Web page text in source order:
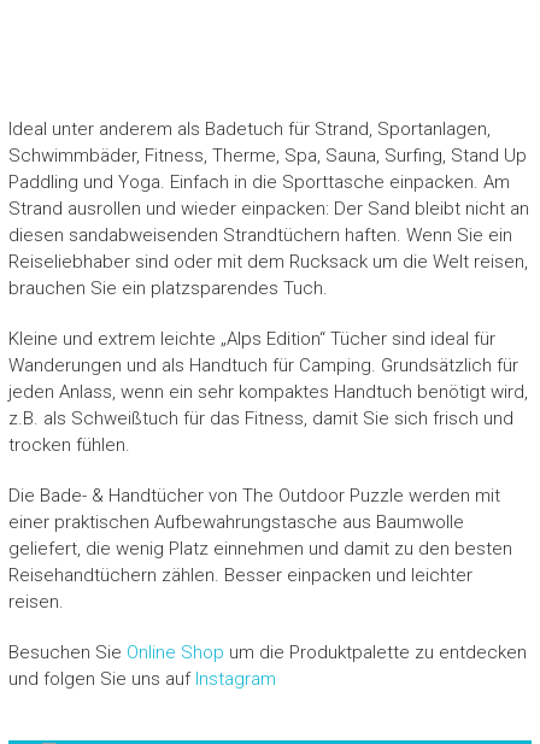
Ideal unter anderem als Badetuch für Strand, Sportanlagen,
Schwimmbäder, Fitness, Therme, Spa, Sauna, Surfing, Stand Up
Paddling und Yoga. Einfach in die Sporttasche einpacken. Am
Strand ausrollen und wieder einpacken: Der Sand bleibt nicht an
diesen sandabweisenden Strandtüchern haften. Wenn Sie ein
Reiseliebhaber sind oder mit dem Rucksack um die Welt reisen,
brauchen Sie ein platzsparendes Tuch.
Kleine und extrem leichte „Alps Edition“ Tücher sind ideal für
Wanderungen und als Handtuch für Camping. Grundsätzlich für
jeden Anlass, wenn ein sehr kompaktes Handtuch benötigt wird,
z.B. als Schweißtuch für das Fitness, damit Sie sich frisch und
trocken fühlen.
Die Bade- & Handtücher von The Outdoor Puzzle werden mit
einer praktischen Aufbewahrungstasche aus Baumwolle
geliefert, die wenig Platz einnehmen und damit zu den besten
Reisehandtüchern zählen. Besser einpacken und leichter
reisen.
Besuchen Sie Online Shop um die Produktpalette zu entdecken
und folgen Sie uns auf Instagram